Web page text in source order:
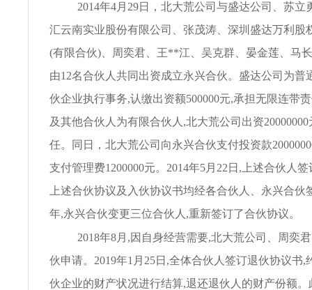
2014年4月29日，北大荒公司与盛达公司、苏立
汇云南实业股份有限公司、张茂涛、深圳盛达万利股
(有限合伙)、周奕君、王**江、吴克群、晏金莲、马
由12名合伙人共同出资成立永兴合伙。盛达公司为普
伙企业执行事务,认缴出资额500000元,承担无限连带
及其他合伙人为有限合伙人,北大荒公司出资
任。同日，北大荒公司向永兴合伙支付投资款
支付管理费1200000元。2014年5月22日,上述合伙人
上述合伙协议及入伙协议书均经各合伙人、永兴合伙
年,永兴合伙变更三位合伙人,重新签订了合伙协议。
2018年8月,因自身经营需要,北大荒公司、周奕
伙申请。2019年1月25日,全体合伙人签订退伙协议书,
伙企业的财产状况进行结算,退还退伙人的财产份额。